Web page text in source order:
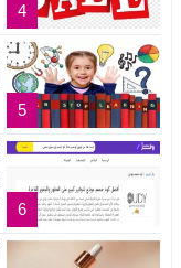
4
5
6